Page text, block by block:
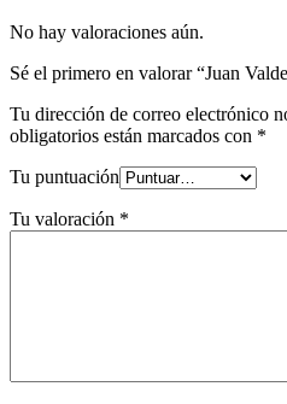
No hay valoraciones aún.
Sé el primero en valorar “Juan
Tu dirección de correo electrónico
obligatorios están marcados con *
Tu puntuación
Tu valoración *